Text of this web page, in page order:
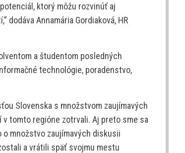
ktorý môžu rozvinúť aj
Annamária Gordiaková, HR
a študentom posledných
technológie, poradenstvo,
Slovenska s množstvom zaujímavých
tomto regióne zotrvali. Aj preto sme sa
množstvo zaujímavých diskusii
a vrátili späť svojmu mestu